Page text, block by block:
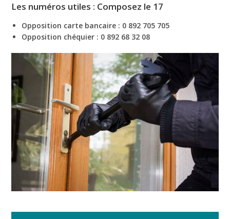
Les numéros utiles : Composez le 17
Opposition carte bancaire : 0 892 705 705
Opposition chéquier : 0 892 68 32 08